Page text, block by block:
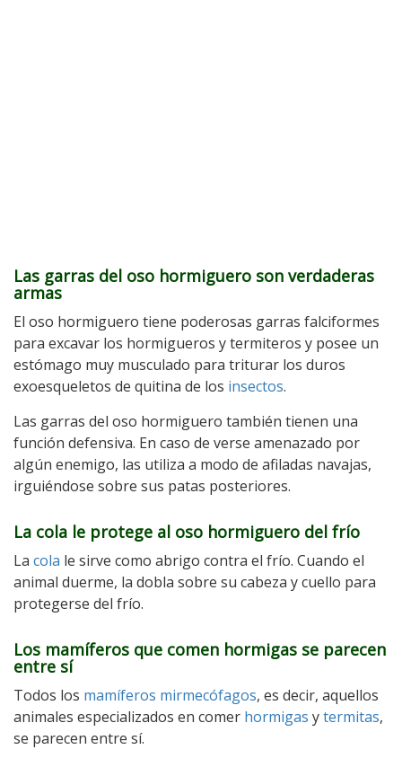
Las garras del oso hormiguero son verdaderas
armas
El oso hormiguero tiene poderosas garras falciformes
para excavar los hormigueros y termiteros y posee un
estómago muy musculado para triturar los duros
exoesqueletos de quitina de los insectos.
Las garras del oso hormiguero también tienen una
función defensiva. En caso de verse amenazado por
algún enemigo, las utiliza a modo de afiladas navajas,
irguiéndose sobre sus patas posteriores.
La cola le protege al oso hormiguero del frío
La cola le sirve como abrigo contra el frío. Cuando el
animal duerme, la dobla sobre su cabeza y cuello para
protegerse del frío.
Los mamíferos que comen hormigas se parecen
entre sí
Todos los mamíferos mirmecófagos, es decir, aquellos
animales especializados en comer hormigas ytermitas,
se parecen entre sí.